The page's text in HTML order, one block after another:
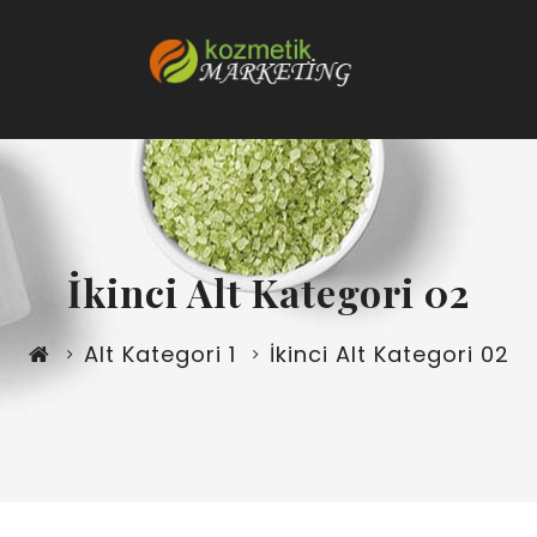
İkinci Alt Kategori 02
Alt Kategori 1 İkinci Alt Kategori 02